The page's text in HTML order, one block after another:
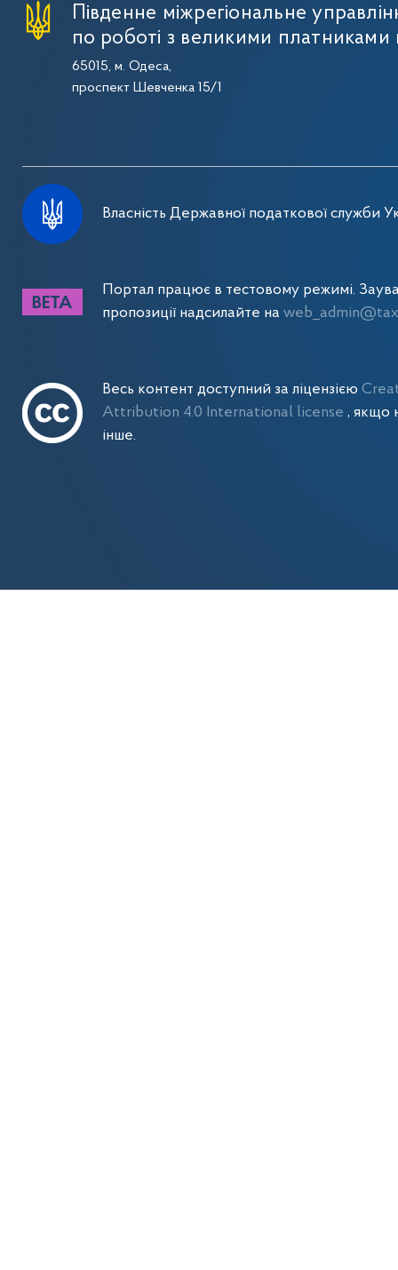
Південне міжрегіональне
по роботі з великими платниками
65015, м. Одеса,
проспект Шевченка 15/1
Власність Державної податкової служби
Портал працює в тестовому режимі.
пропозиції надсилайте на
Весь контент доступний за ліцензією
Attribution 4.0 International license , якщо
інше.